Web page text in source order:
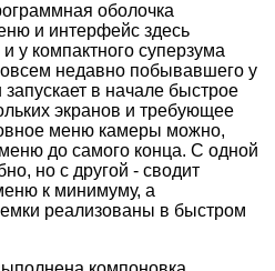
оболочка
и интерфейс здесь
у компактного суперзума
недавно побывавшего у
запускает в начале быстрое
экранов и требующее
меню камеры можно,
до самого конца. С одной
но с другой - сводит
к минимуму, а
реализованы в быстром